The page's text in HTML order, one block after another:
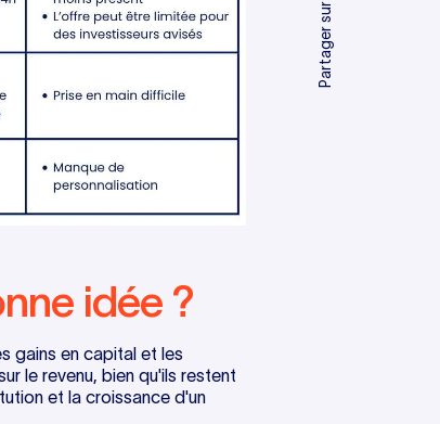
idée ?
gains en capital et les
le revenu, bien qu'ils restent
et la croissance d'un
Partager sur